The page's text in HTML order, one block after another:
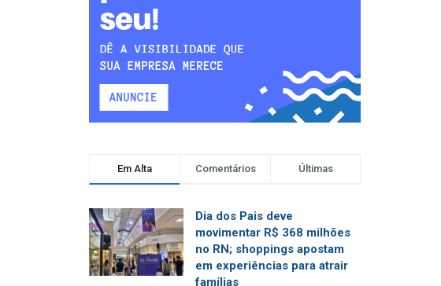
Em Alta Comentários Últimas
Dia dos Pais deve
movimentar R$ 368 milhões
no RN; shoppings apostam
em experiências para atrair
famílias